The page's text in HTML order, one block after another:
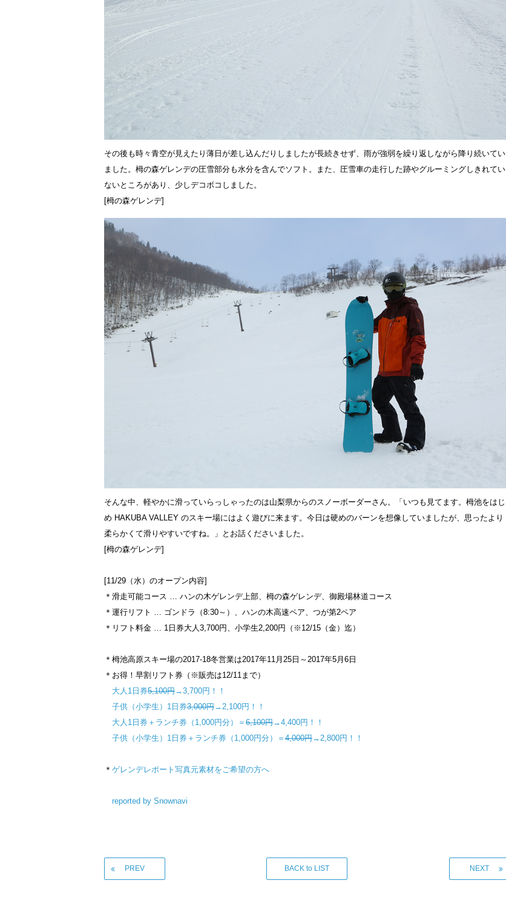
その後も時々青空が見えたり薄日が差し込んだりしましたが長続きせず、雨が強弱を繰り返しながら降り続いてい
ました。栂の森ゲレンデの圧雪部分も水分を含んでソフト。また、圧雪車の走行した跡やグルーミングしきれてい
ないところがあり、少しデコボコしました。
[栂の森ゲレンデ]
そんな中、軽やかに滑っていらっしゃったのは山梨県からのスノーボーダーさん。「いつも見てます。栂池をはじ
め HAKUBA VALLEY のスキー場にはよく遊びに来ます。今日は硬めのバーンを想像していましたが、思ったより
柔らかくて滑りやすいですね。」とお話くださいました。
[栂の森ゲレンデ]
[11/29（水）のオープン内容]
＊滑走可能コース … ハンの木ゲレンデ上部、栂の森ゲレンデ、御殿場林道コース
＊運行リフト … ゴンドラ（8:30～）、ハンの木高速ペア、つが第2ペア
＊リフト料金 … 1日券大人3,700円、小学生2,200円（※12/15（金）迄）
＊栂池高原スキー場の2017-18冬営業は2017年11月25日～2017年5月6日
＊お得！早割リフト券（※販売は12/11まで）
大人1日券5,100円→3,700円！！
子供（小学生）1日券3,000円→2,100円！！
大人1日券＋ランチ券（1,000円分）＝ 6,100円→4,400円！！
子供（小学生）1日券＋ランチ券（1,000円分）＝ 4,000円→2,800円！！
＊ ゲレンデレポート写真元素材をご希望の方へ
reported by Snownavi
PREV BACK to LIST NEXT